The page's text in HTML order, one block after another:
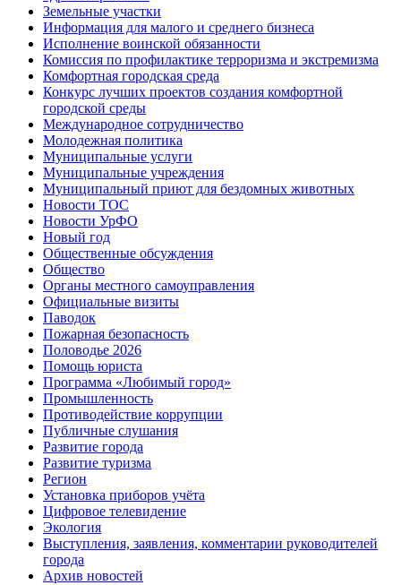
Земельные участки
Информация для малого и среднего бизнеса
Исполнение воинской обязанности
Комиссия по профилактике терроризма и экстремизма
Комфортная городская среда
Конкурс лучших проектов создания комфортной
городской среды
Международное сотрудничество
Молодежная политика
Муниципальные услуги
Муниципальные учреждения
Муниципальный приют для бездомных животных
Новости ТОС
Новости УрФО
Новый год
Общественные обсуждения
Общество
Органы местного самоуправления
Официальные визиты
Паводок
Пожарная безопасность
Половодье 2026
Помощь юриста
Программа «Любимый город»
Промышленность
Противодействие коррупции
Публичные слушания
Развитие города
Развитие туризма
Регион
Установка приборов учёта
Цифровое телевидение
Экология
Выступления, заявления, комментарии руководителей
города
Архив новостей